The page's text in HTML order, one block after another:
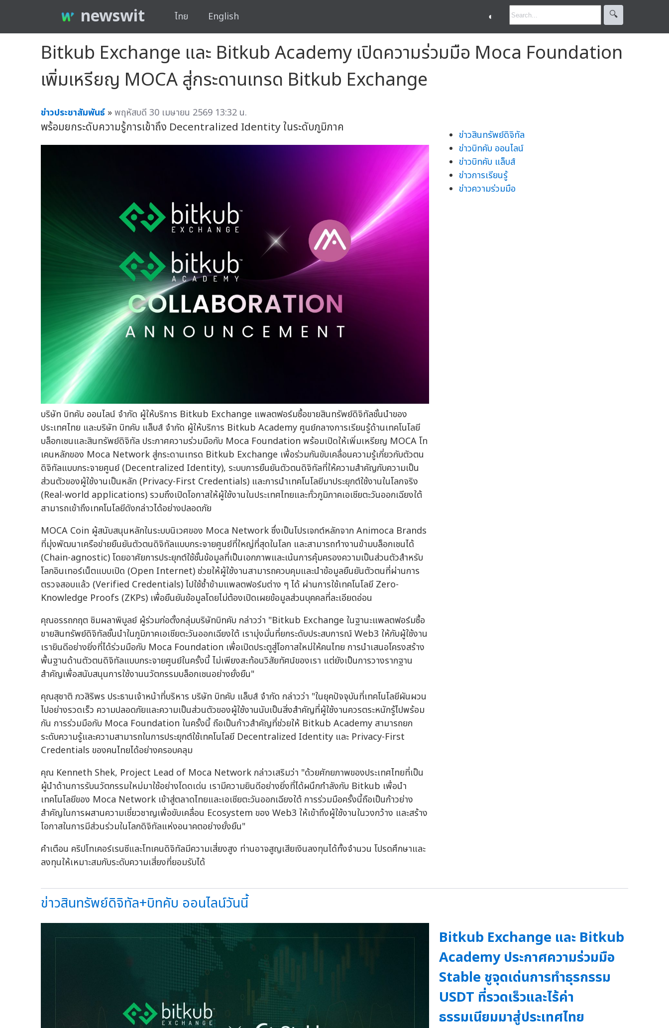
newswit ไทย English ◐ 🔍︎
Bitkub Exchange และ Bitkub Academy เปิดความร่วมมือ Moca Foundation
เพิ่มเหรียญ MOCA สู่กระดานเทรด Bitkub Exchange
ข่าวประชาสัมพันธ์ »พฤหัสบดี 30 เมษายน 2569 13:32 น.
พร้อมยกระดับความรู้การเข้าถึง Decentralized Identity ในระดับภูมิภาค
บริษัท บิทคับ ออนไลน์ จำกัด ผู้ให้บริการ Bitkub Exchange แพลตฟอร์มซื้อขายสินทรัพย์ดิจิทัลชั้นนำของ
ประเทศไทย และบริษัท บิทคับ แล็บส์ จำกัด ผู้ให้บริการ Bitkub Academy ศูนย์กลางการเรียนรู้ด้านเทคโนโลยี
บล็อกเชนและสินทรัพย์ดิจิทัล ประกาศความร่วมมือกับ Moca Foundation พร้อมเปิดให้เพิ่มเหรียญ MOCA โท
เคนหลักของ Moca Network สู่กระดานเทรด Bitkub Exchange เพื่อร่วมกันขับเคลื่อนความรู้เกี่ยวกับตัวตน
ดิจิทัลแบบกระจายศูนย์ (Decentralized Identity), ระบบการยืนยันตัวตนดิจิทัลที่ให้ความสำคัญกับความเป็น
ส่วนตัวของผู้ใช้งานเป็นหลัก (Privacy-First Credentials) และการนำเทคโนโลยีมาประยุกต์ใช้งานในโลกจริง
(Real-world applications) รวมถึงเปิดโอกาสให้ผู้ใช้งานในประเทศไทยและทั่วภูมิภาคเอเชียตะวันออกเฉียงใต้
สามารถเข้าถึงเทคโนโลยีดังกล่าวได้อย่างปลอดภัย
MOCA Coin ผู้สนับสนุนหลักในระบบนิเวศของ Moca Network ซึ่งเป็นโปรเจกต์หลักจาก Animoca Brands
ที่มุ่งพัฒนาเครือข่ายยืนยันตัวตนดิจิทัลแบบกระจายศูนย์ที่ใหญ่ที่สุดในโลก และสามารถทำงานข้ามบล็อกเชนได้
(Chain-agnostic) โดยอาศัยการประยุกต์ใช้ชั้นข้อมูลที่เป็นเอกภาพและเน้นการคุ้มครองความเป็นส่วนตัวสำหรับ
โลกอินเทอร์เน็ตแบบเปิด (Open Internet) ช่วยให้ผู้ใช้งานสามารถควบคุมและนำข้อมูลยืนยันตัวตนที่ผ่านการ
ตรวจสอบแล้ว (Verified Credentials) ไปใช้ซ้ำข้ามแพลตฟอร์มต่าง ๆ ได้ ผ่านการใช้เทคโนโลยี Zero-
Knowledge Proofs (ZKPs) เพื่อยืนยันข้อมูลโดยไม่ต้องเปิดเผยข้อมูลส่วนบุคคลที่ละเอียดอ่อน
คุณอรรถกฤต ชิมผลาพิบูลย์ ผู้ร่วมก่อตั้งกลุ่มบริษัทบิทคับ กล่าวว่า "Bitkub Exchange ในฐานะแพลตฟอร์มซื้อ
ขายสินทรัพย์ดิจิทัลชั้นนำในภูมิภาคเอเชียตะวันออกเฉียงใต้ เรามุ่งมั่นที่ยกระดับประสบการณ์ Web3 ให้กับผู้ใช้งาน
เรายินดีอย่างยิ่งที่ได้ร่วมมือกับ Moca Foundation เพื่อเปิดประตูสู่โอกาสใหม่ให้คนไทย การนำเสนอโครงสร้าง
พื้นฐานด้านตัวตนดิจิทัลแบบกระจายศูนย์ในครั้งนี้ ไม่เพียงสะท้อนวิสัยทัศน์ของเรา แต่ยังเป็นการวางรากฐาน
สำคัญเพื่อสนับสนุนการใช้งานนวัตกรรมบล็อกเชนอย่างยั่งยืน"
คุณสุชาติ ภวสิริพร ประธานเจ้าหน้าที่บริหาร บริษัท บิทคับ แล็บส์ จำกัด กล่าวว่า "ในยุคปัจจุบันที่เทคโนโลยีผันผวน
ไปอย่างรวดเร็ว ความปลอดภัยและความเป็นส่วนตัวของผู้ใช้งานนับเป็นสิ่งสำคัญที่ผู้ใช้งานควรตระหนักรู้ไปพร้อม
กัน การร่วมมือกับ Moca Foundation ในครั้งนี้ ถือเป็นก้าวสำคัญที่ช่วยให้ Bitkub Academy สามารถยก
ระดับความรู้และความสามารถในการประยุกต์ใช้เทคโนโลยี Decentralized Identity และ Privacy-First
Credentials ของคนไทยได้อย่างครอบคลุม
คุณ Kenneth Shek, Project Lead of Moca Network กล่าวเสริมว่า "ด้วยศักยภาพของประเทศไทยที่เป็น
ผู้นำด้านการรับนวัตกรรมใหม่มาใช้อย่างโดดเด่น เรามีความยินดีอย่างยิ่งที่ได้ผนึกกำลังกับ Bitkub เพื่อนำ
เทคโนโลยีของ Moca Network เข้าสู่ตลาดไทยและเอเชียตะวันออกเฉียงใต้ การร่วมมือครั้งนี้ถือเป็นก้าวย่าง
สำคัญในการผสานความเชี่ยวชาญเพื่อขับเคลื่อน Ecosystem ของ Web3 ให้เข้าถึงผู้ใช้งานในวงกว้าง และสร้าง
โอกาสในการมีส่วนร่วมในโลกดิจิทัลแห่งอนาคตอย่างยั่งยืน"
คำเตือน คริปโทเคอร์เรนซีและโทเคนดิจิทัลมีความเสี่ยงสูง ท่านอาจสูญเสียเงินลงทุนได้ทั้งจำนวน โปรดศึกษาและ
ลงทุนให้เหมาะสมกับระดับความเสี่ยงที่ยอมรับได้
ข่าวสินทรัพย์ดิจิทัล
ข่าวบิทคับ ออนไลน์
ข่าวบิทคับ แล็บส์
ข่าวการเรียนรู้
ข่าวความร่วมมือ
ข่าวสินทรัพย์ดิจิทัล+บิทคับ ออนไลน์วันนี้
Bitkub Exchange และ Bitkub
Academy ประกาศความร่วมมือ
Stable ชูจุดเด่นการทำธุรกรรม
USDT ที่รวดเร็วและไร้ค่า
ธรรมเนียมมาสู่ประเทศไทย